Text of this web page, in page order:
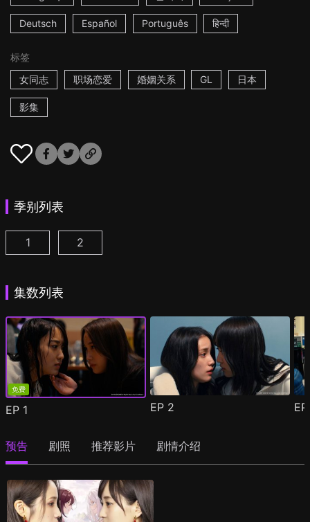
Deutsch Español Português हिन्दी
标签
女同志
职场恋爱 婚姻关系 GL 日本
影集
季别列表
追踪者游戏W 职权骚扰的上司是我的前女友 第1集
1 追踪者游戏W2 绮丽的天女们 第1集
2
集数列表
免费
EP 1 EP 2
预告 剧照 推荐影片 剧情介绍